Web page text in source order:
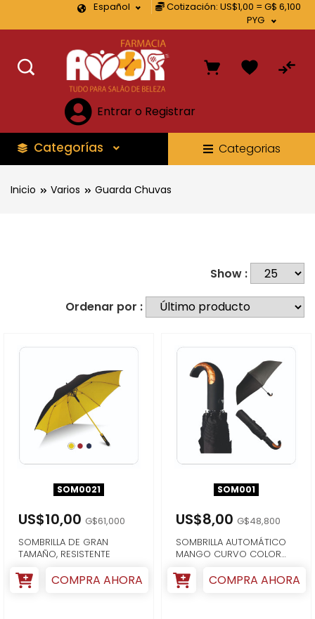
Español
Cotización: US$1,00 = G$ 6,100
PYG
Entrar o Registrar
Categorías Categorias
Inicio Varios Guarda Chuvas
Show :
Ordenar por :
SOM0021
US$10,00 G$61,000
SOMBRILLA DE GRAN
TAMAÑO, RESISTENTE
COMPRA AHORA
SOM001
US$8,00 G$48,800
SOMBRILLA AUTOMÁTICO
MANGO CURVO COLOR
COMPRA AHORA